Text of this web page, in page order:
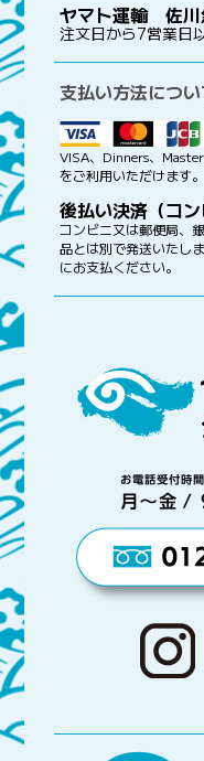
ヤマト運輸 佐川
注文日から7営業日
支払い方法につ
VISA、Dinners、
をご利用いただけます。
後払い決済（コ
コンビニ又は郵便局、
品とは別で発送いたし
にお支払ください。